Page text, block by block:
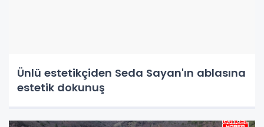
Ünlü estetikçiden Seda Sayan'ın ablasına
estetik dokunuş